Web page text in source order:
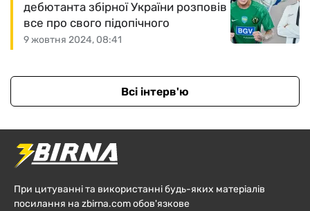
9 жовтня 2024, 08:41
дебютанта збірної України розповів
все про свого підопічного
Всі інтерв'ю
При цитуванні та використанні будь-яких матеріалів
посилання на zbirna.com обов'язкове